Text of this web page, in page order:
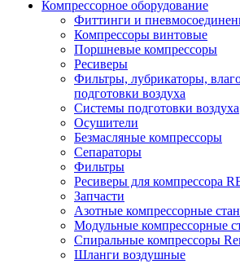
Компрессорное оборудование
Фиттинги и
Компрессоры винтовые
Поршневые компрессоры
Ресиверы
Фильтры, лубрикаторы,
подготовки воздуха
Системы подготовки воздуха
Осушители
Безмасляные компрессоры
Сепараторы
Фильтры
Ресиверы для компрессора
Запчасти
Азотные компрессорные
Модульные компрессорные
Спиральные компрессоры
Шланги воздушные